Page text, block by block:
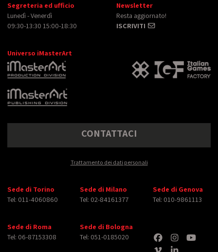
Segreteria ed ufficio
Lunedì - Venerdì
09:30-13:30 15:00-18:30
Newsletter
Resta aggiornato!
ISCRIVITI
Universo iMasterArt
CONTATTACI
Trattamento dei dati personali
Sede di Torino
Tel: 011-4060860
Sede di Milano
Tel: 02-84161377
Sede di Genova
Tel: 010-9861113
Sede di Roma
Tel: 06-87153308
Sede di Bologna
Tel: 051-0185020